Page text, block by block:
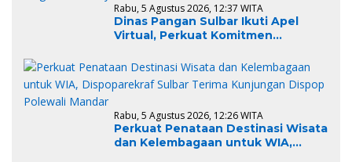
Rabu, 5 Agustus 2026, 12:37 WITA
Dinas Pangan Sulbar Ikuti Apel
Virtual, Perkuat Komitmen
Berkualitas
Rabu, 5 Agustus 2026, 12:26 WITA
Perkuat Penataan Destinasi Wisata
dan Kelembagaan untuk WIA,